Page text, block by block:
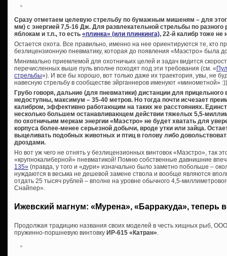
Сразу отметаем целевую стрельбу по бумажным мишеням – для
мм) с энергией 7,5-16 Дж. Для развлекательной стрельбы по
яблокам и т.п., то есть «плинка» (или плинкинга), 22-й калибр тоже не
Остается охота. Все правильно, именно на нее ориентируются те, кто
безлицензионную пневматику, которая до появления «Маэстро» была
Минимально приемлемой для охотничьих целей и задач видится
перечисленных выше пуль вполне походят под эти требования (см. «
стрельбы»). И все бы хорошо, вот только даже их траектория, увы, не
навесную стрельбу в сообществе эйрганнеров именуют «минометной»
Грубо говоря, дальние (для пневматики) дистанции для
недоступны, максимум – 35-40 метров. Но тогда почти исчезает
калибром, эффективно работающим на таких же расстояниях.
несколько большем останавливающем действии тяжелых 5,5-
по охотничьим меркам энергии «Маэстро» не будет хватать для
корпуса более-менее серьезной добычи, вроде утки или зайца.
выцеливать подобных животных и птиц в голову либо
дроздами.
Но вот уж чего не отнять у безлицензионных винтовок «Маэстро», так
«крупнокалиберной» пневматикой! Помню собственные давнишние
135» (правда, у того и «дури» изначально было заметно побольше –
нуждаются в весьма не дешевой замене ствола и вообще являются
отдать 25 тысяч рублей – вполне на уровне обычного 4,5-
Снайпер».
Ижевский магнум: «Мурена», «Барракуда», теперь
Продолжая традицию названия своих моделей в честь хищных рыб,
пружинно-поршневую винтовку ИР-615 «Катран».